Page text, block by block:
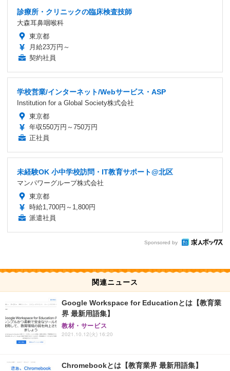
診療所・クリニックの臨床検査技師
大森耳鼻咽喉科
東京都
月給23万円～
契約社員
学校営業/インターネット/Webサービス・ASP
Institution for a Global Society株式会社
東京都
年収550万円～750万円
正社員
未経験OK 小中学校訪問・IT教育サポート@北区
マンパワーグループ株式会社
東京都
時給1,700円～1,800円
派遣社員
Sponsored by
関連ニュース
Google Workspace for Educationとは【教育業
界 最新用語集】
教材・サービス
2021.10.12(火) 16:20
Chromebookとは【教育業界 最新用語集】